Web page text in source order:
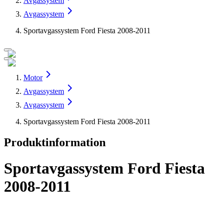
Avgassystem
Sportavgassystem Ford Fiesta 2008-2011
Motor
Avgassystem
Avgassystem
Sportavgassystem Ford Fiesta 2008-2011
Produktinformation
Sportavgassystem Ford Fiesta
2008-2011